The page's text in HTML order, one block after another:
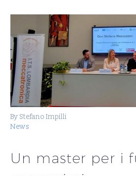
By Stefano Impilli
News
Un master per i